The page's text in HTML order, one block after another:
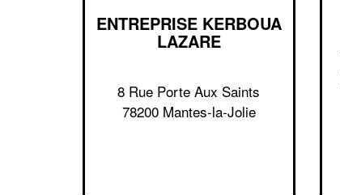
ENTREPRISE KERBOUA
LAZARE
8 Rue Porte Aux Saints
78200 Mantes-la-Jolie